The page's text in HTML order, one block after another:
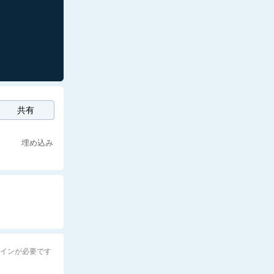
共有
埋め込み
ンが必要です